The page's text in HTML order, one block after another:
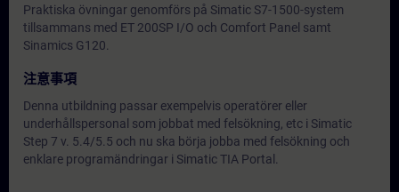
Praktiska övningar genomförs på Simatic S7-1500-system
tillsammans med ET 200SP I/O och Comfort Panel samt
Sinamics G120.
注意事項
Denna utbildning passar exempelvis operatörer eller
underhållspersonal som jobbat med felsökning, etc i Simatic
Step 7 v. 5.4/5.5 och nu ska börja jobba med felsökning och
enklare programändringar i Simatic TIA Portal.